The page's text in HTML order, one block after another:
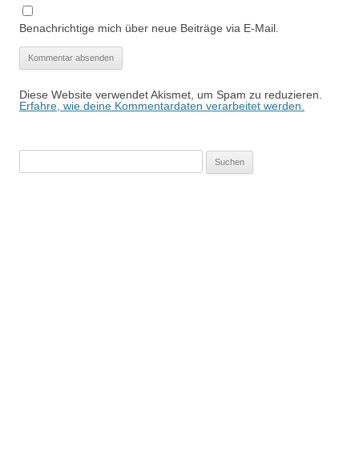
Benachrichtige mich über neue Beiträge via E-Mail.
Diese Website verwendet Akismet, um Spam zu reduzieren.
Erfahre, wie deine Kommentardaten verarbeitet werden.